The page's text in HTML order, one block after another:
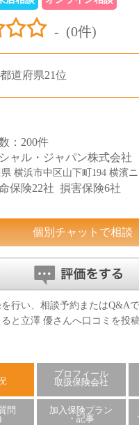
- (0件)
都道府県21位
：200件
ャル・ジャパン株式会社
横浜市中区山下町194 横濱
保険22社 損害保険6社
個別チャットで相談
行い、相談予約またはQ&A
と立澤 優さんへ口コミを投
プロフィール
取扱保険会社
問
加入保険プラン
・記事